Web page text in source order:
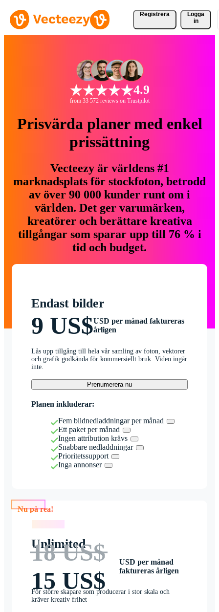
Registrera
Logga
in
4.9
from 33 572 reviews on Trustpilot
Prisvärda planer med enkel
prissättning
Vecteezy är världens #1
marknadsplats för stockfoton, betrodd
av över 90 000 kunder runt om i
världen. Det ger varumärken,
kreatörer och berättare kreativa
tillgångar som sparar upp till 76 % i
tid och budget.
Endast bilder
9 US$USD per månad faktureras
årligen
Lås upp tillgång till hela vår samling av foton, vektorer
och grafik godkända för kommersiellt bruk. Video ingår
inte.
Prenumerera nu
Planen inkluderar:
Fem bildnedladdningar per månad
Ett paket per månad
Ingen attribution krävs
Snabbare nedladdningar
Prioritetssupport
Inga annonser
Nu på rea!
Unlimited
18 US$
15 US$
USD per månad
faktureras årligen
För större skapare som producerar i stor skala och
kräver kreativ frihet